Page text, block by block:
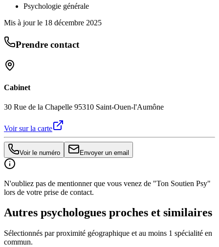
Psychologie générale
Mis à jour le 18 décembre 2025
Prendre contact
Cabinet
30 Rue de la Chapelle 95310 Saint-Ouen-l'Aumône
Voir sur la carte
Voir le numéro Envoyer un email
N'oubliez pas de mentionner que vous venez de "Ton Soutien Psy"
lors de votre prise de contact.
Autres psychologues proches et similaires
Sélectionnés par proximité géographique et au moins 1 spécialité en
commun.